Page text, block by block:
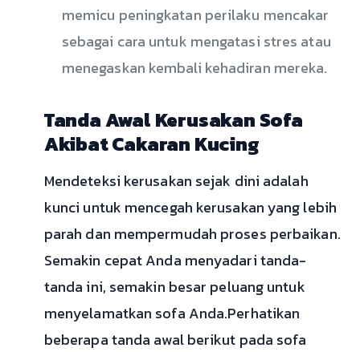
memicu peningkatan perilaku mencakar
sebagai cara untuk mengatasi stres atau
menegaskan kembali kehadiran mereka.
Tanda Awal Kerusakan Sofa
Akibat Cakaran Kucing
Mendeteksi kerusakan sejak dini adalah
kunci untuk mencegah kerusakan yang lebih
parah dan mempermudah proses perbaikan.
Semakin cepat Anda menyadari tanda-
tanda ini, semakin besar peluang untuk
menyelamatkan sofa Anda.Perhatikan
beberapa tanda awal berikut pada sofa